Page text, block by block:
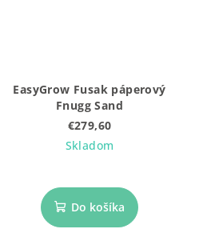
EasyGrow Fusak páperový
Fnugg Sand
€279,60
Skladom
Do košíka